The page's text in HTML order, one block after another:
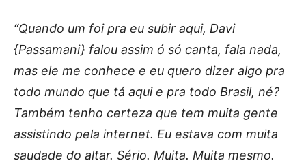
“Quando um foi pra eu subir aqui, Davi
{Passamani} falou assim ó só canta, fala nada,
mas ele me conhece e eu quero dizer algo pra
todo mundo que tá aqui e pra todo Brasil, né?
Também tenho certeza que tem muita gente
assistindo pela internet. Eu estava com muita
saudade do altar. Sério. Muita. Muita mesmo.